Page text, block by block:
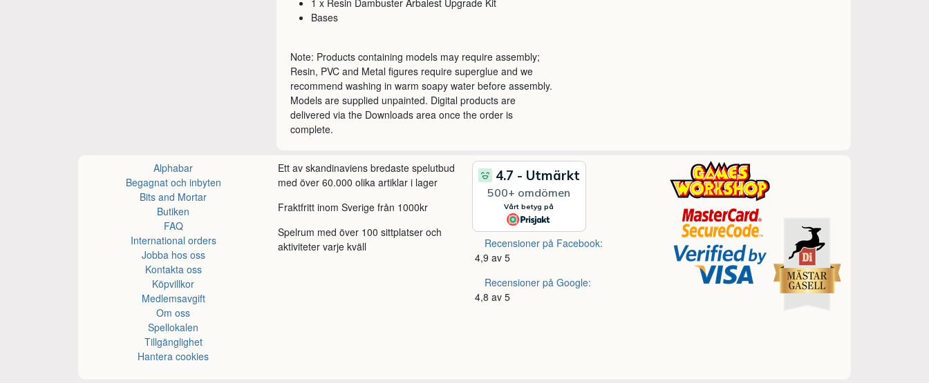
Bases
Note: Products containing models may require assembly;
Resin, PVC and Metal figures require superglue and we
recommend washing in warm soapy water before assembly.
Models are supplied unpainted. Digital products are
delivered via the Downloads area once the order is
complete.
Alphabar
Begagnat och inbyten
Bits and Mortar
Butiken
FAQ
International orders
Jobba hos oss
Kontakta oss
Köpvillkor
Medlemsavgift
Om oss
Spellokalen
Tillgänglighet
Hantera cookies
Ett av skandinaviens bredaste spelutbud
med över 60.000 olika artiklar i lager
Fraktfritt inom Sverige från 1000kr
Spelrum med över 100 sittplatser och
aktiviteter varje kväll
Recensioner på Facebook:
4,9 av 5
Recensioner på Google:
4,8 av 5